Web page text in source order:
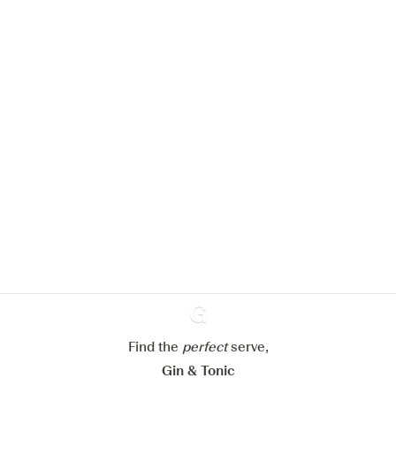
Ginventory
Find the perfectserve,
Gin & Tonic
Paramétrer mes cookies
Refuser tout Accepter tout